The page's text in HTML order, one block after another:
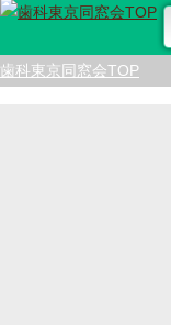
歯科東京同窓会TOP